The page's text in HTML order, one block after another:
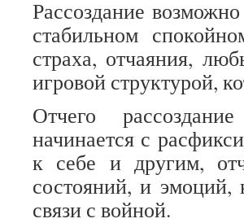
Рассоздание
стабильном
страха, отчаяния,
игровой структурой,
Отчего
начинается с
к себе и другим,
состояний, и эмоций,
связи с войной.